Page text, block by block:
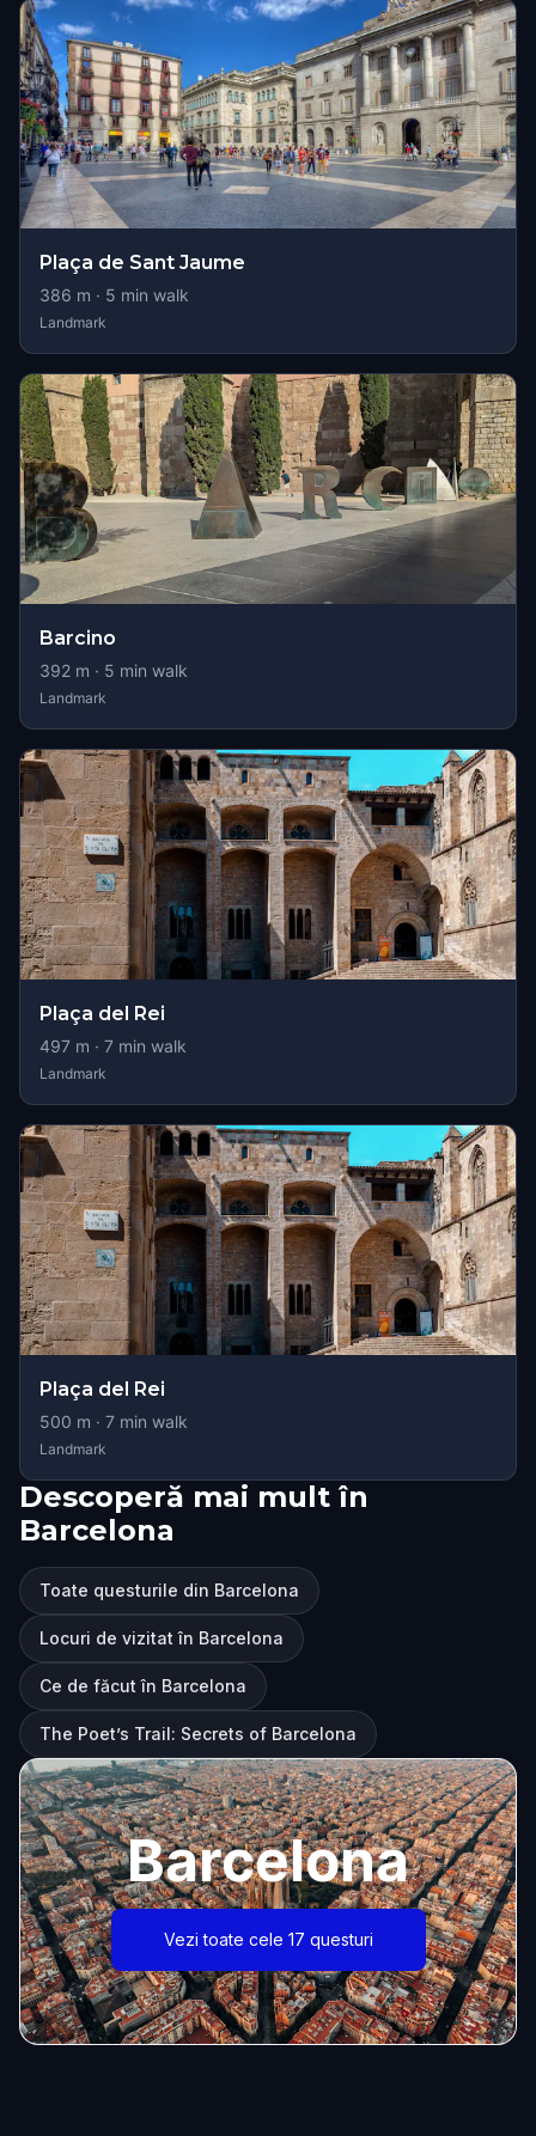
Plaça de Sant Jaume
386 m · 5 min walk
Landmark
Barcino
392 m · 5 min walk
Landmark
Plaça del Rei
497 m · 7 min walk
Landmark
Plaça del Rei
500 m · 7 min walk
Landmark
Descoperă mai mult în
Barcelona
Toate questurile din Barcelona
Locuri de vizitat în Barcelona
Ce de făcut în Barcelona
The Poet’s Trail: Secrets of Barcelona
Barcelona
Vezi toate cele 17 questuri